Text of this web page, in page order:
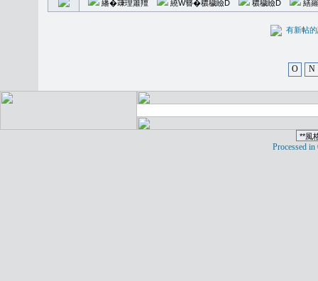
繙�𥪕理簫羶 繞W簪�穠穢瞼D 穠穢瞼D 繕
有新
O N
Processed